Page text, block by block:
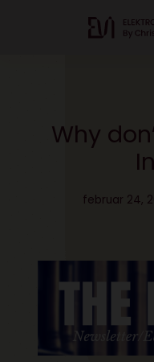
Why
februar 24,